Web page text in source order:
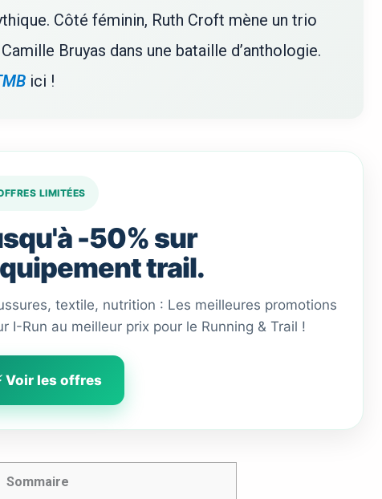
Côté féminin, Ruth Croft mène un trio
Bruyas dans une bataille d’anthologie.
ici !
LIMITÉES
-50% sur
trail.
textile, nutrition : Les meilleures promotions
I-Run au meilleur prix pour le Running & Trail !
Voir les offres
Sommaire